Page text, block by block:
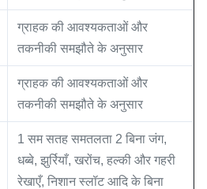
ग्राहक की आवश्यकताओं और
तकनीकी समझौते के अनुसार
ग्राहक की आवश्यकताओं और
तकनीकी समझौते के अनुसार
1 सम सतह समतलता 2 बिना जंग,
धब्बे, झुर्रियाँ, खरोंच, हल्की और गहरी
रेखाएँ, निशान स्लॉट आदि के बिना